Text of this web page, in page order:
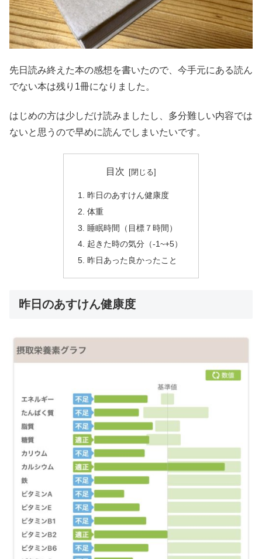
先日読み終えた本の感想を書いたので、今手元にある読ん
でない本は残り1冊になりました。
はじめの方は少しだけ読みましたし、多分難しい内容では
ないと思うので早めに読んでしまいたいです。
目次
昨日のあすけん健康度
体重
睡眠時間（目標７時間）
起きた時の気分（-1~+5）
昨日あった良かったこと
昨日のあすけん健康度